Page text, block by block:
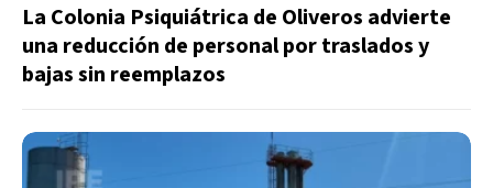
La Colonia Psiquiátrica de Oliveros advierte
una reducción de personal por traslados y
bajas sin reemplazos